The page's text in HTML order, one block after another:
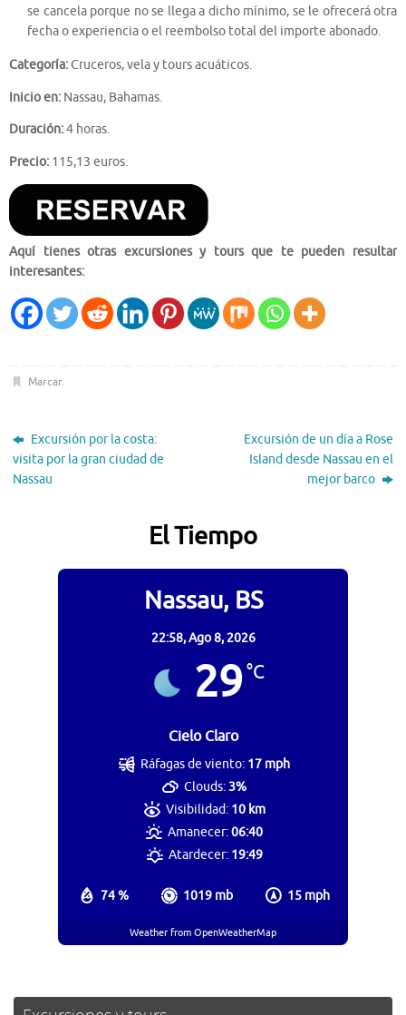
se cancela porque no se llega a dicho mínimo, se le ofrecerá otra
fecha o experiencia o el reembolso total del importe abonado.
Categoría:Cruceros, vela y tours acuáticos.
Inicio en: Nassau, Bahamas.
Duración:4 horas.
Precio: 115,13 euros.
Aquí tienes otras excursiones y tours que te pueden resultar
interesantes:
Marcar.
Excursión por la costa:
visita por la gran ciudad de
Nassau
Excursión de un día a Rose
Island desde Nassau en el
mejor barco
El Tiempo
Nassau, BS
22:58,Ago 8, 2026
29°C
Cielo Claro
74 % 1019 mb 15 mph
Ráfagas de viento: 17 mph
Clouds:3%
Visibilidad: 10 km
Amanecer:06:40
Atardecer: 19:49
Weather from OpenWeatherMap